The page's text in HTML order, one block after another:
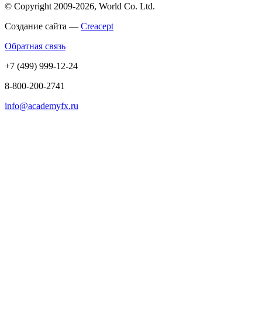
© Copyright 2009-2026, World Co. Ltd.
Создание сайта — Creacept
Обратная связь
+7 (499) 999-12-24
8-800-200-2741
info@academyfx.ru